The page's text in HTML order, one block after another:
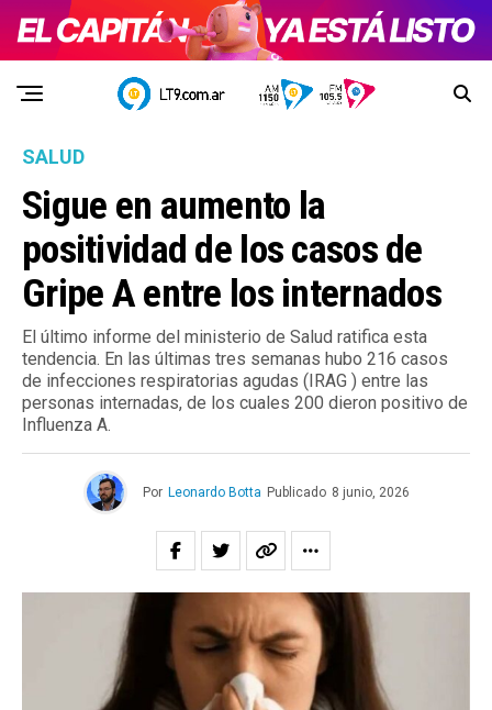
SALUD
Sigue en aumento la
positividad de los casos de
Gripe A entre los internados
El último informe del ministerio de Salud ratifica esta
tendencia. En las últimas tres semanas hubo 216 casos
de infecciones respiratorias agudas (IRAG ) entre las
personas internadas, de los cuales 200 dieron positivo de
Influenza A.
Por Leonardo Botta Publicado 8 junio, 2026